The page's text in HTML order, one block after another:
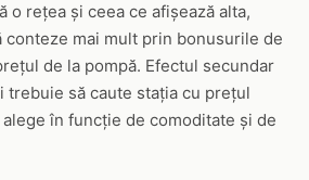
o rețea și ceea ce afișează alta,
mai mult prin bonusurile de
de la pompă. Efectul secundar
trebuie să caute stația cu prețul
în funcție de comoditate și de